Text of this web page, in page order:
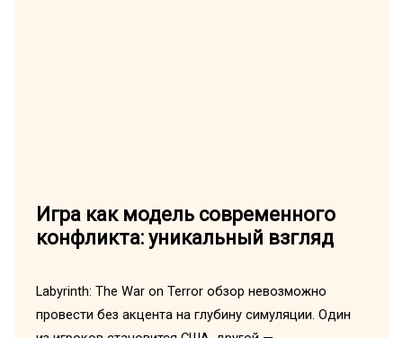
Игра как модель современного
конфликта: уникальный взгляд
Labyrinth: The War on Terror обзор невозможно
провести без акцента на глубину симуляции. Один